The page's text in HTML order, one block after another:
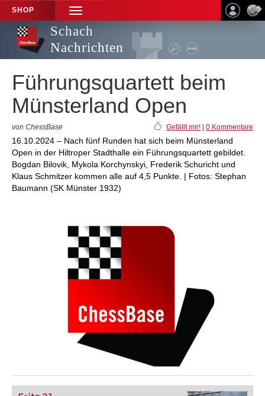
SHOP
TOGGLE
NAVIGATION
Schach
Nachrichten
Führungsquartett beim
Münsterland Open
von ChessBase Gefällt mir! 0 Kommentare
16.10.2024 – Nach fünf Runden hat sich beim Münsterland
Open in der Hiltroper Stadthalle ein Führungsquartett gebildet.
Bogdan Bilovik, Mykola Korchynskyi, Frederik Schuricht und
Klaus Schmitzer kommen alle auf 4,5 Punkte. | Fotos: Stephan
Baumann (SK Münster 1932)